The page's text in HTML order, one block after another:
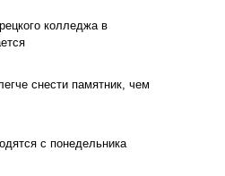
колледжа в
снести памятник, чем
с понедельника